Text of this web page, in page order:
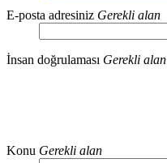
E-posta adresiniz Gerekli alan
İnsan doğrulaması Gerekli alan
Konu Gerekli alan